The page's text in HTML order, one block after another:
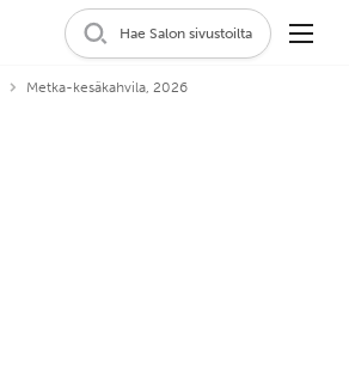
Hae Salon sivustoilta
Metka-kesäkahvila, 2026